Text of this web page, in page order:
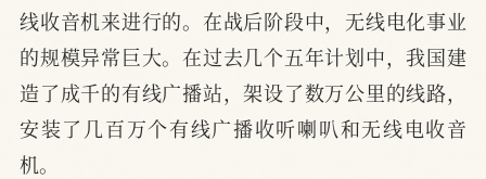
线收音机来进行的。在战后阶段中，无线电化事业
的规模异常巨大。在过去几个五年计划中，我国建
造了成千的有线广播站，架设了数万公里的线路，
安装了几百万个有线广播收听喇叭和无线电收音
机。